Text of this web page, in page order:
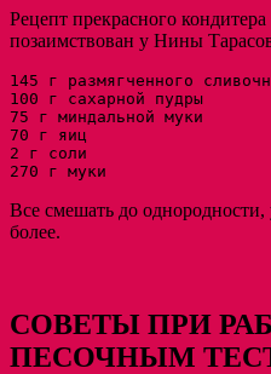
Рецепт прекрасного
позаимствован у Нины
145 г размягченного
100 г сахарной пудры
75 г миндальной муки
70 г яиц
2 г соли
270 г муки
Все смешать до однородности,
более.
СОВЕТЫ ПРИ
ПЕСОЧНЫМ